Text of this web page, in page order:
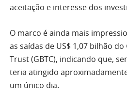
aceitação e interesse dos
O marco é ainda mais
as saídas de US$ 1,07 bilhão
Trust (GBTC), indicando que,
teria atingido
um único dia.